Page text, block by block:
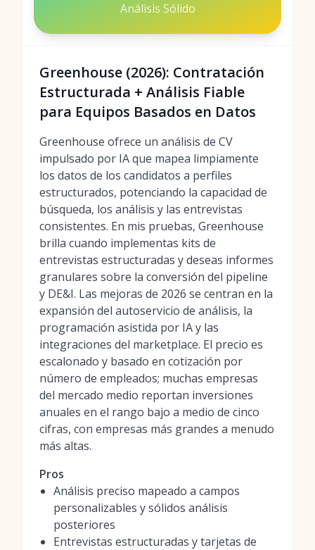
Análisis Sólido
Greenhouse (2026): Contratación
Estructurada + Análisis Fiable
para Equipos Basados en Datos
Greenhouse ofrece un análisis de CV
impulsado por IA que mapea limpiamente
los datos de los candidatos a perfiles
estructurados, potenciando la capacidad de
búsqueda, los análisis y las entrevistas
consistentes. En mis pruebas, Greenhouse
brilla cuando implementas kits de
entrevistas estructuradas y deseas informes
granulares sobre la conversión del pipeline
y DE&I. Las mejoras de 2026 se centran en la
expansión del autoservicio de análisis, la
programación asistida por IA y las
integraciones del marketplace. El precio es
escalonado y basado en cotización por
número de empleados; muchas empresas
del mercado medio reportan inversiones
anuales en el rango bajo a medio de cinco
cifras, con empresas más grandes a menudo
más altas.
Pros
Análisis preciso mapeado a campos
personalizables y sólidos análisis
posteriores
Entrevistas estructuradas y tarjetas de